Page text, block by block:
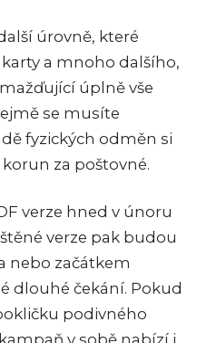
úrovně, které
a mnoho dalšího,
úplně vše
se musíte
fyzických odměn si
za poštovné.
verze hned v únoru
verze pak budou
nebo začátkem
dlouhé čekání. Pokud
podivného